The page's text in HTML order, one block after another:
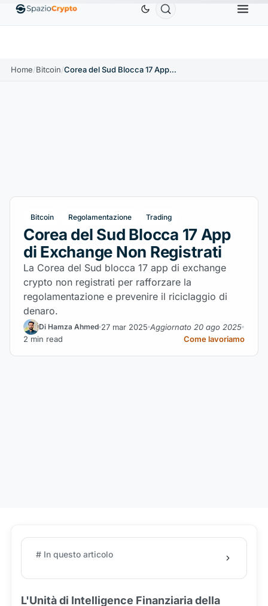
EthereumETH1.880,58 USD TetherUSDT ↑0.00%
Home/Bitcoin/ Corea del Sud Blocca 17 App di Exchange Non Registrati
Bitcoin Regolamentazione Trading
Corea del Sud Blocca 17 App
di Exchange Non Registrati
La Corea del Sud blocca 17 app di exchange
crypto non registrati per rafforzare la
regolamentazione e prevenire il riciclaggio di
denaro.
Di Hamza Ahmed 27 mar 2025 Aggiornato 20 ago 2025
2 min read
Come lavoriamo
# In questo articolo
L'Unità di Intelligence Finanziaria della